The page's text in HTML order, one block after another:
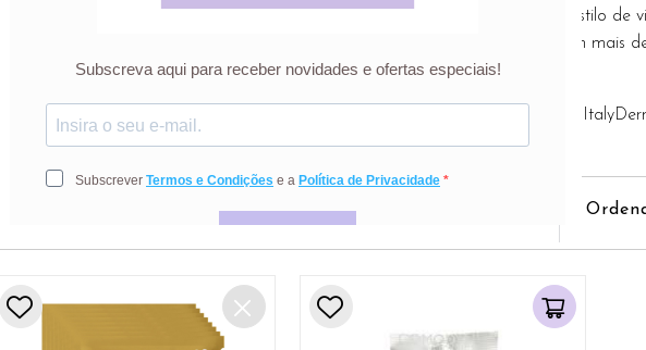
Antecipando as necessidades dos consumidores, desenvolveu soluções para o estilo
tempo que garante a qualidade dos laboratórios Dermofarm. Está presente em mais
revolucionar a sua rotina de cuidados.
Istituto Ganassini S.p.A di Ricerche Biochimiche Via P. Gaggia,16. 20139 Milano,
Vinci 16-22 08191 Rubí (Barcelona) - Spain